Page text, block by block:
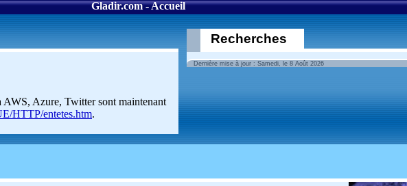
Gladir.com - Accueil
Recherches
Dernière mise à jour : Samedi, le 8 Août 2026